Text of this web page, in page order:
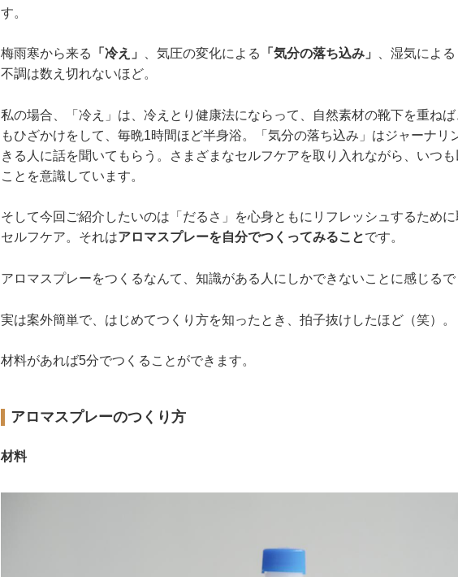
す。
梅雨寒から来る 「冷え」 、気圧の変化による 「気分の落ち込み」 、湿気による
不調は数え切れないほど。
私の場合、「冷え」は、冷えとり健康法にならって、自然素材の靴下を重ね
もひざかけをして、毎晩1時間ほど半身浴。「気分の落ち込み」はジャーナリ
きる人に話を聞いてもらう。さまざまなセルフケアを取り入れながら、いつ
ことを意識しています。
そして今回ご紹介したいのは「だるさ」を心身ともにリフレッシュするため
セルフケア。それはアロマスプレーを自分でつくってみることです。
アロマスプレーをつくるなんて、知識がある人にしかできないことに感じるで
実は案外簡単で、はじめてつくり方を知ったとき、拍子抜けしたほど（笑）。
材料があれば5分でつくることができます。
アロマスプレーのつくり方
材料